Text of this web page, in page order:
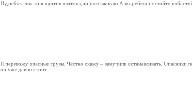
Ну,ребята так то я против платона,но поссыкиваю.А вы ребята
Я перевожу опасные грузы. Честно скажу – замучили останавливать.
он уже давно стоит.